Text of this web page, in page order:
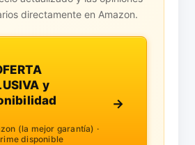
directamente en Amazon.
y
(la mejor garantía) ·
disponible
→